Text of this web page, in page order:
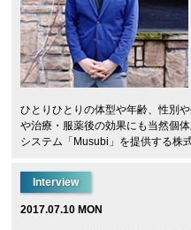
ひとりひとりの体型や年齢、性別
や治療・服薬後の効果にも当然個
システム「Musubi」を提供する株
Interview
2017.07.10 MON